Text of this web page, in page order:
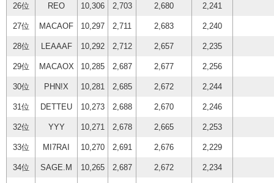
REO 10,306 2,703 2,680 2,241
MACAOF 10,297 2,711 2,683 2,240
LEAAAF 10,292 2,712 2,657 2,235
MACAOX 10,285 2,687 2,677 2,256
PHN!X 10,281 2,685 2,672 2,244
DETTEU 10,273 2,688 2,670 2,246
YYY 10,271 2,678 2,665 2,253
MI7RAI 10,270 2,691 2,676 2,229
SAGE.M 10,265 2,687 2,672 2,234
26位
27位
28位
29位
30位
31位
32位
33位
34位